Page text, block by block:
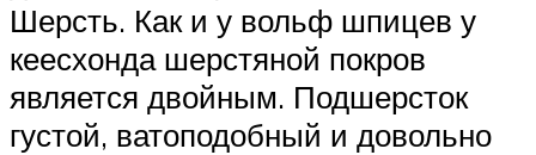
Шерсть. Как и у вольф шпицев у
кеесхонда шерстяной покров
является двойным. Подшерсток
густой, ватоподобный и довольно